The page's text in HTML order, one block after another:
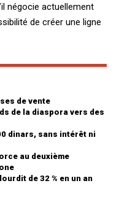
négocie actuellement
de créer une ligne
de vente
de la diaspora vers des
dinars, sans intérêt ni
au deuxième
de 32 % en un an